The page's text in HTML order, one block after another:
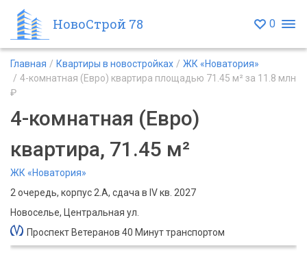
НовоСтрой 78 0
Главная Квартиры в новостройках
ЖК «Новатория»
4-комнатная (Евро) квартира площадью 71.45 м² за 11.8 млн
₽
4-комнатная (Евро)
квартира, 71.45 м²
ЖК «Новатория»
2 очередь, корпус 2.А, сдача в IV кв. 2027
Новоселье, Центральная ул.
Проспект Ветеранов 40 Минут транспортом